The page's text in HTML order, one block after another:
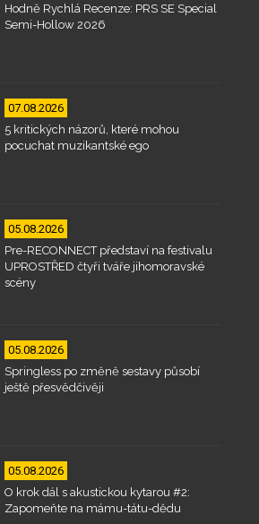
Hodně Rychlá Recenze: PRS SE Special
Semi-Hollow 2026
07.08.2026
5 kritických názorů, které mohou
pocuchat muzikantské ego
05.08.2026
Pre-RECONNECT představí na festivalu
UPROSTŘED čtyři tváře jihomoravské
scény
05.08.2026
Springless po změně sestavy působí
ještě přesvědčivěji
05.08.2026
O krok dál s akustickou kytarou #2:
Zapomeňte na mámu-tátu-dědu